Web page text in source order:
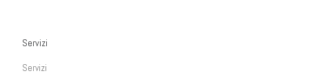
Servizi
Servizi